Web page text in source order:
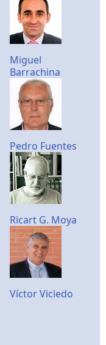
Miguel
Barrachina
Pedro Fuentes
Ricart G. Moya
Víctor Viciedo